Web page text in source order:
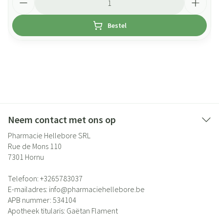
Bestel
Neem contact met ons op
Pharmacie Hellebore SRL
Rue de Mons 110
7301 Hornu
Telefoon: +3265783037
E-mailadres: info@pharmaciehellebore.be
APB nummer: 534104
Apotheek titularis: Gaëtan Flament